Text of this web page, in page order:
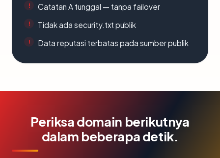
Catatan A tunggal — tanpa failover
Tidak ada security.txt publik
Data reputasi terbatas pada sumber publik
Periksa domain berikutnya
dalam beberapa detik.